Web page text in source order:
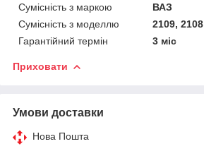
Сумісність з маркою
ВАЗ
Сумісність з моделлю
2109, 2108
Гарантійний термін
3 міс
Приховати
Умови доставки
Нова Пошта